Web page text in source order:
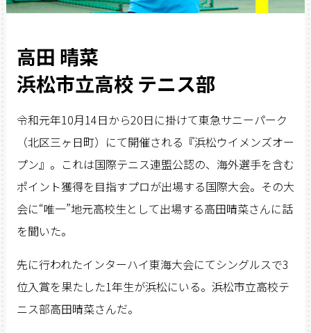
高田 晴菜
浜松市立高校 テニス部
令和元年10月14日から20日に掛けて東急サニーパーク
（北区三ヶ日町）にて開催される『浜松ウイメンズオー
プン』。これは国際テニス連盟公認の、海外選手を含む
ポイント獲得を目指すプロが出場する国際大会。その大
会に“唯一”地元高校生として出場する高田晴菜さんに話
を聞いた。
先に行われたインターハイ東海大会にてシングルスで3
位入賞を果たした1年生が浜松にいる。浜松市立高校テ
ニス部高田晴菜さんだ。